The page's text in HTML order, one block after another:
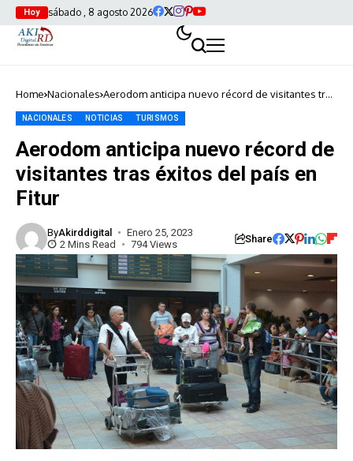
Hoy sábado , 8 agosto 2026
Home Nacionales Aerodom anticipa nuevo récord de visitantes tras
NACIONALES NOTICIAS TURISMOS
Aerodom anticipa nuevo récord de
visitantes tras éxitos del país en
Fitur
ByAkirddigital
Enero 25, 2023
2 Mins Read
794 Views Share